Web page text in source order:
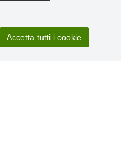
Accetta tutti i cookie